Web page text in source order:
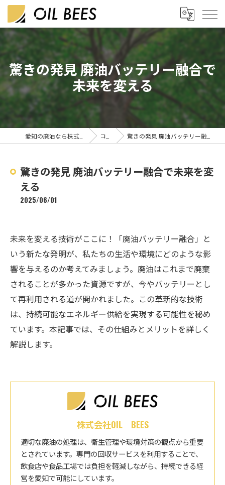
驚きの発見 廃油バッテリー融合で
未来を変える
コラム 驚きの発見 廃油バッテリー融合で未来を変える
驚きの発見 廃油バッテリー融合で未来を変
える
2025/06/01
未来を変える技術がここに！「廃油バッテリー融合」と
いう新たな発明が、私たちの生活や環境にどのような影
響を与えるのか考えてみましょう。廃油はこれまで廃棄
されることが多かった資源ですが、今やバッテリーとし
て再利用される道が開かれました。この革新的な技術
は、持続可能なエネルギー供給を実現する可能性を秘め
ています。本記事では、その仕組みとメリットを詳しく
解説します。
株式会社OIL BEES
適切な廃油の処理は、衛生管理や環境対策の観点から重要
とされています。専門の回収サービスを利用することで、
飲食店や食品工場では負担を軽減しながら、持続できる経
営を愛知で可能にしています。